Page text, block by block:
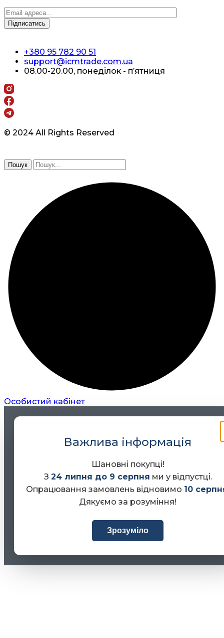
+380 95 782 90 51
support@icmtrade.com.ua
08.00-20.00, понеділок - п’ятниця
© 2024 All Rights Reserved
Пошук
Особистий кабінет
Важлива інформація
Шановні покупці!
З 24 липня до 9 серпня ми у відпустці.
Опрацювання замовлень відновимо 10
Дякуємо за розуміння!
Зрозуміло